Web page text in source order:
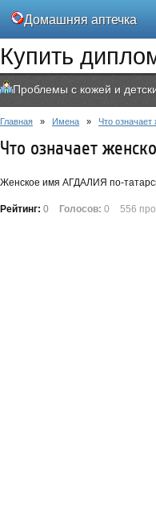
Домашняя аптечка
Купить
Проблемы с кожей и
Главная » Имена » Что
Что означает
Женское имя АГДАЛИЯ по-
Рейтинг: 0 Голосов: 0 556